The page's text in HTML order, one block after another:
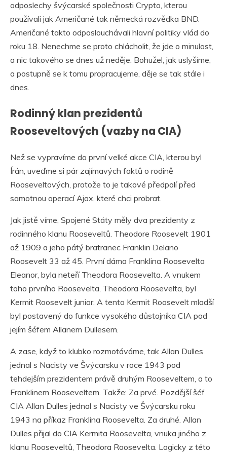
odposlechy švýcarské společnosti Crypto, kterou
používali jak Američané tak německá rozvědka BND.
Američané takto odposlouchávali hlavní politiky vlád do
roku 18. Nenechme se proto chlácholit, že jde o minulost,
a nic takového se dnes už neděje. Bohužel, jak uslyšíme,
a postupně se k tomu propracujeme, děje se tak stále i
dnes.
Rodinný klan prezidentů
Rooseveltových (vazby na CIA)
Než se vypravíme do první velké akce CIA, kterou byl
Írán, uveďme si pár zajímavých faktů o rodině
Rooseveltových, protože to je takové předpolí před
samotnou operací Ajax, které chci probrat.
Jak jistě víme, Spojené Státy měly dva prezidenty z
rodinného klanu Rooseveltů. Theodore Roosevelt 1901
až 1909 a jeho pátý bratranec Franklin Delano
Roosevelt 33 až 45. První dáma Franklina Roosevelta
Eleanor, byla neteří Theodora Roosevelta. A vnukem
toho prvního Roosevelta, Theodora Roosevelta, byl
Kermit Roosevelt junior. A tento Kermit Roosevelt mladší
byl postavený do funkce vysokého důstojníka CIA pod
jejím šéfem Allanem Dullesem.
A zase, když to klubko rozmotáváme, tak Allan Dulles
jednal s Nacisty ve Švýcarsku v roce 1943 pod
tehdejším prezidentem právě druhým Rooseveltem, a to
Franklinem Rooseveltem. Takže: Za prvé. Pozdější šéf
CIA Allan Dulles jednal s Nacisty ve Švýcarsku roku
1943 na příkaz Franklina Roosevelta. Za druhé. Allan
Dulles přijal do CIA Kermita Roosevelta, vnuka jiného z
klanu Rooseveltů, Theodora Roosevelta. Logicky z této